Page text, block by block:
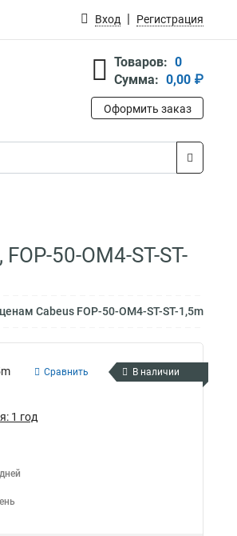
Вход Регистрация
Товаров: 0
Сумма: 0,00 ₽
Оформить заказ
50-OM4-ST-ST-
Cabeus FOP-50-OM4-ST-ST-1,5m
Сравнить В наличии
1 год